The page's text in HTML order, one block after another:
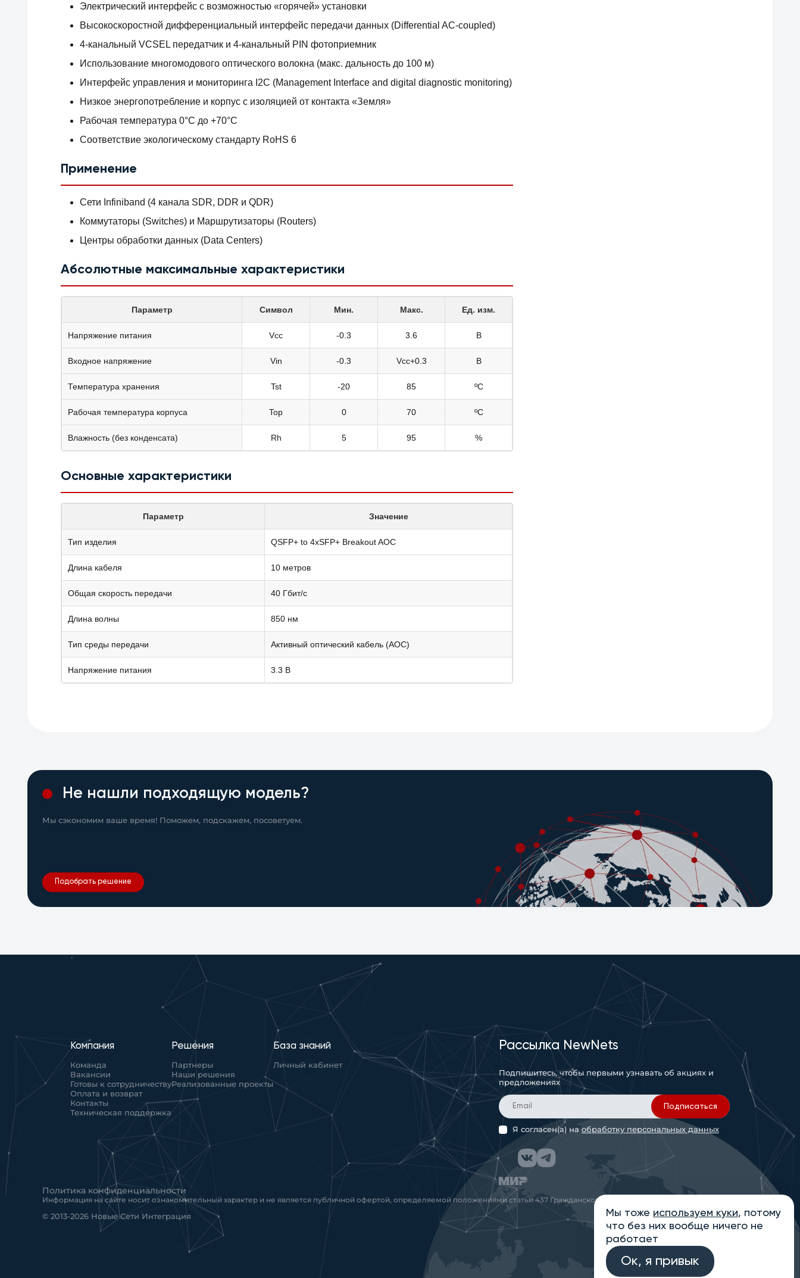
Электрический интерфейс с возможностью «горячей» установки
Высокоскоростной дифференциальный интерфейс передачи данных (Differential AC-coupled)
4-канальный VCSEL передатчик и 4-канальный PIN фотоприемник
Использование многомодового оптического волокна (макс. дальность до 100 м)
Интерфейс управления и мониторинга I2C (Management Interface and digital diagnostic monitoring)
Низкое энергопотребление и корпус с изоляцией от контакта «Земля»
Рабочая температура 0°C до +70°C
Соответствие экологическому стандарту RoHS 6
Применение
Сети Infiniband (4 канала SDR, DDR и QDR)
Коммутаторы (Switches) и Маршрутизаторы (Routers)
Центры обработки данных (Data Centers)
Абсолютные максимальные характеристики
Параметр Символ Мин. Макс. Ед. изм.
Напряжение питания Vcc -0.3 3.6 В
Входное напряжение Vin -0.3 Vcc+0.3 В
Температура хранения Tst -20 85 ºC
Рабочая температура корпуса Top 0 70 ºC
Влажность (без конденсата) Rh 5 95 %
Основные характеристики
Параметр Значение
Тип изделия QSFP+ to 4xSFP+ Breakout AOC
Длина кабеля 10 метров
Общая скорость передачи 40 Гбит/с
Длина волны 850 нм
Тип среды передачи Активный оптический кабель (AOC)
Напряжение питания 3.3 В
Не нашли подходящую модель?
Мы сэкономим ваше время! Поможем, подскажем, посоветуем.
Подобрать решение
Компания
Команда
Вакансии
Готовы к сотрудничеству
Оплата и возврат
Контакты
Техническая поддержка
Решения
Партнеры
Наши решения
Реализованные проекты
База знаний
Личный кабинет
Рассылка NewNets
Подпишитесь, чтобы первыми узнавать об акциях и
предложениях
Подписаться
Я согласен(а) на обработку персональных данных
Политика конфиденциальности
Информация на сайте носит ознакомительный характер и не является публичной офертой, определяемой положениями статьи 437 Гражданского кодекса РФ
© 2013-2026 Новые Сети Интеграция Мы тоже используем куки, потому
что без них вообще ничего не
работает
Ок, я привык